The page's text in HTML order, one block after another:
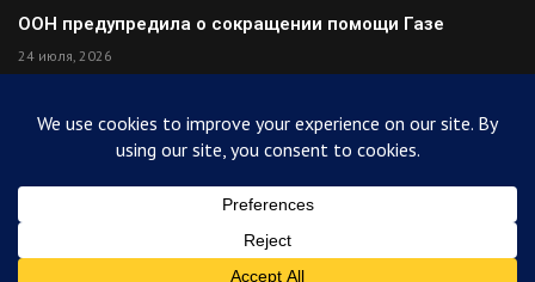
ООН предупредила о сокращении помощи Газе
24 июля, 2026
Премьер Ирака прибыл в Тегеран с миром
Палестина высмеяла Израиль после финала ЧМ